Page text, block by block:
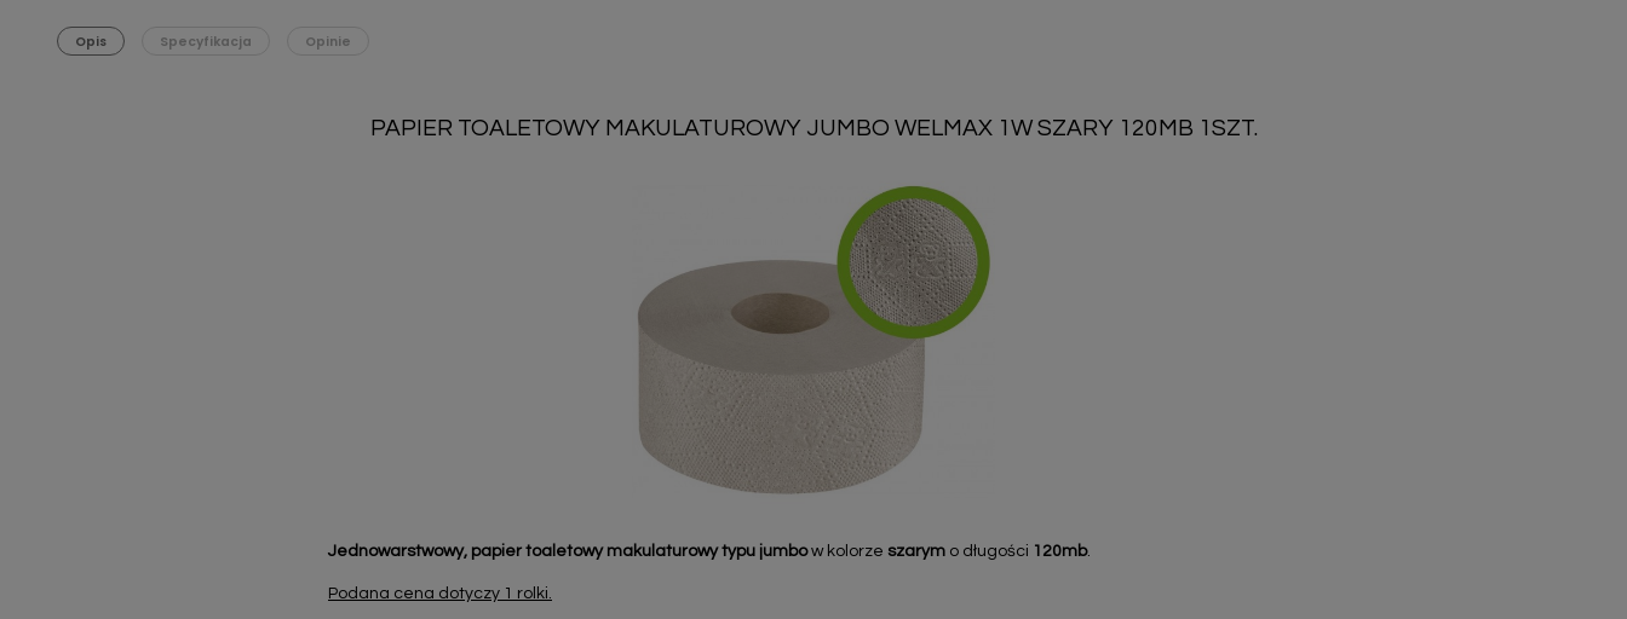
Opis Specyfikacja Opinie
PAPIER TOALETOWY MAKULATUROWY JUMBO WELMAX 1W SZARY 120MB 1SZT.
Jednowarstwowy, papier toaletowy makulaturowy typu jumbow kolorze szarym o długości 120mb.
Podana cena dotyczy 1 rolki.